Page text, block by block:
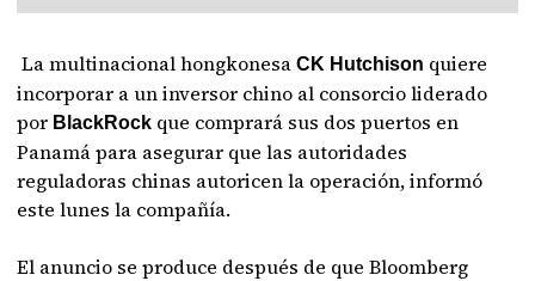
La multinacional hongkonesaCK Hutchison quiere
incorporar a un inversor chino al consorcio liderado
por BlackRock que comprará sus dos puertos en
Panamá para asegurar que las autoridades
reguladoras chinas autoricen la operación, informó
este lunes la compañía.
El anuncio se produce después de que Bloomberg